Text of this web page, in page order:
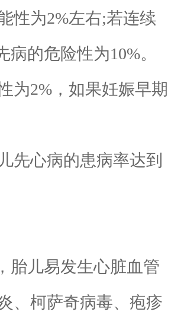
性为2%左右;若连续
的危险性为10%。
2%，如果妊娠早期
心病的患病率达到
儿易发生心脏血管
、柯萨奇病毒、疱疹